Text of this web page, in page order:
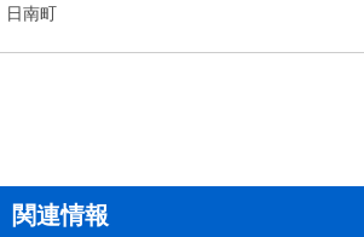
日南町
関連情報